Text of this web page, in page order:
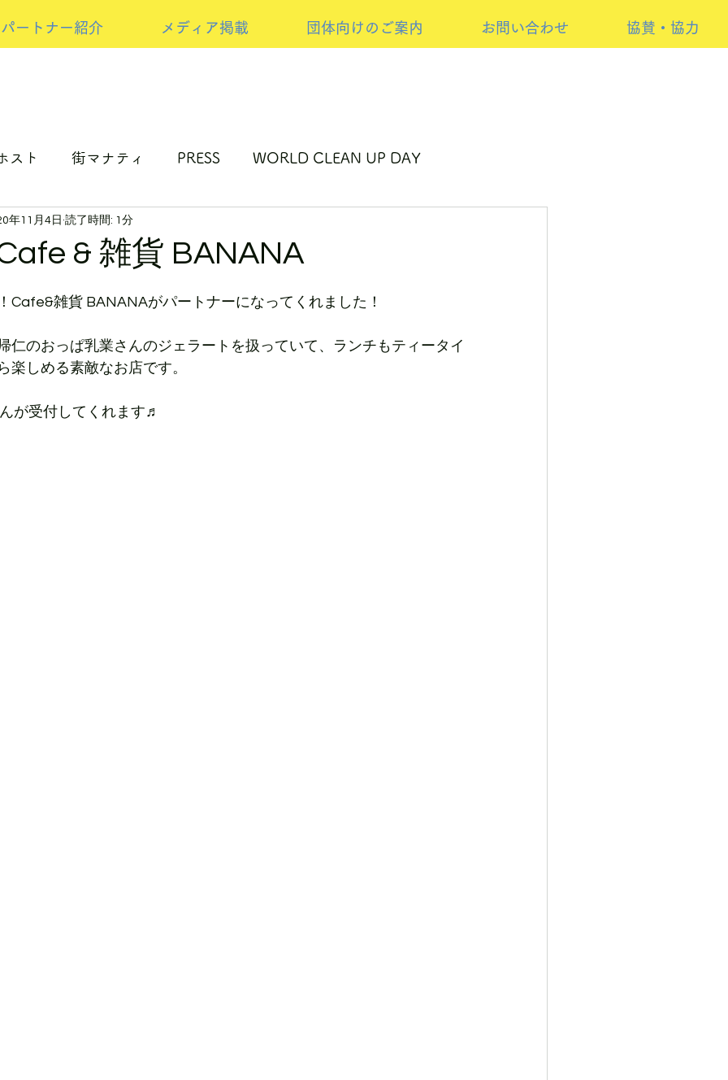
パートナー紹介 メディア掲載 団体向けのご案内 お問い合わせ 協賛・協力
スト 街マナティ PRESS WORLD CLEAN UP DAY
プサイクルの取り組み
& 雑貨 BANANA
年11月4日 読了時間: 1分
Cafe&雑貨 BANANAがパートナーになってくれました！
仁のおっぱ乳業さんのジェラートを扱っていて、ランチもティータイ
楽しめる素敵なお店です。
が受付してくれます♬